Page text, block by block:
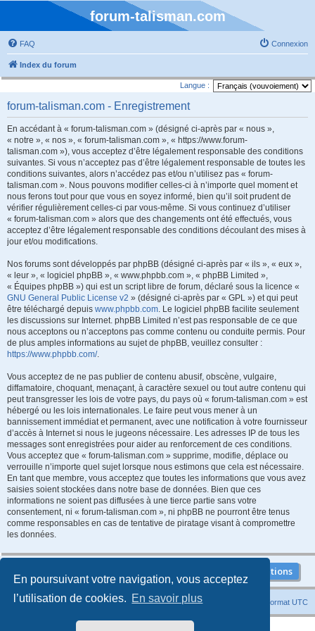
En poursuivant votre navigation, vous acceptez
l’utilisation de cookies. En savoir plus
forum-talisman.com
FAQ Connexion
Index du forum
Langue :
forum-talisman.com - Enregistrement
En accédant à « forum-talisman.com » (désigné ci-après par « nous »,
« notre », « nos », « forum-talisman.com », « https://www.forum-
talisman.com »), vous acceptez d’être légalement responsable des conditions
suivantes. Si vous n’acceptez pas d’être légalement responsable de toutes les
conditions suivantes, alors n’accédez pas et/ou n’utilisez pas « forum-
talisman.com ». Nous pouvons modifier celles-ci à n’importe quel moment et
nous ferons tout pour que vous en soyez informé, bien qu’il soit prudent de
vérifier régulièrement celles-ci par vous-même. Si vous continuez d’utiliser
« forum-talisman.com » alors que des changements ont été effectués, vous
acceptez d’être légalement responsable des conditions découlant des mises à
jour et/ou modifications.
Nos forums sont développés par phpBB (désigné ci-après par « ils », « eux »,
« leur », « logiciel phpBB », « www.phpbb.com », « phpBB Limited »,
« Équipes phpBB ») qui est un script libre de forum, déclaré sous la licence «
GNU General Public License v2 » (désigné ci-après par « GPL ») et qui peut
être téléchargé depuis www.phpbb.com. Le logiciel phpBB facilite seulement
les discussions sur Internet. phpBB Limited n’est pas responsable de ce que
nous acceptons ou n’acceptons pas comme contenu ou conduite permis. Pour
de plus amples informations au sujet de phpBB, veuillez consulter :
https://www.phpbb.com/.
Vous acceptez de ne pas publier de contenu abusif, obscène, vulgaire,
diffamatoire, choquant, menaçant, à caractère sexuel ou tout autre contenu qui
peut transgresser les lois de votre pays, du pays où « forum-talisman.com » est
hébergé ou les lois internationales. Le faire peut vous mener à un
bannissement immédiat et permanent, avec une notification à votre fournisseur
d’accès à Internet si nous le jugeons nécessaire. Les adresses IP de tous les
messages sont enregistrées pour aider au renforcement de ces conditions.
Vous acceptez que « forum-talisman.com » supprime, modifie, déplace ou
verrouille n’importe quel sujet lorsque nous estimons que cela est nécessaire.
En tant que membre, vous acceptez que toutes les informations que vous avez
saisies soient stockées dans notre base de données. Bien que ces
informations ne soient pas diffusées à une tierce partie sans votre
consentement, ni « forum-talisman.com », ni phpBB ne pourront être tenus
comme responsables en cas de tentative de piratage visant à compromettre
les données.
Index du forum Heures au format UTC